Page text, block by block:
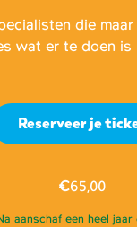
die
wat er te doen is
Reserveer je
€65,00
aanschaf een heel jaar